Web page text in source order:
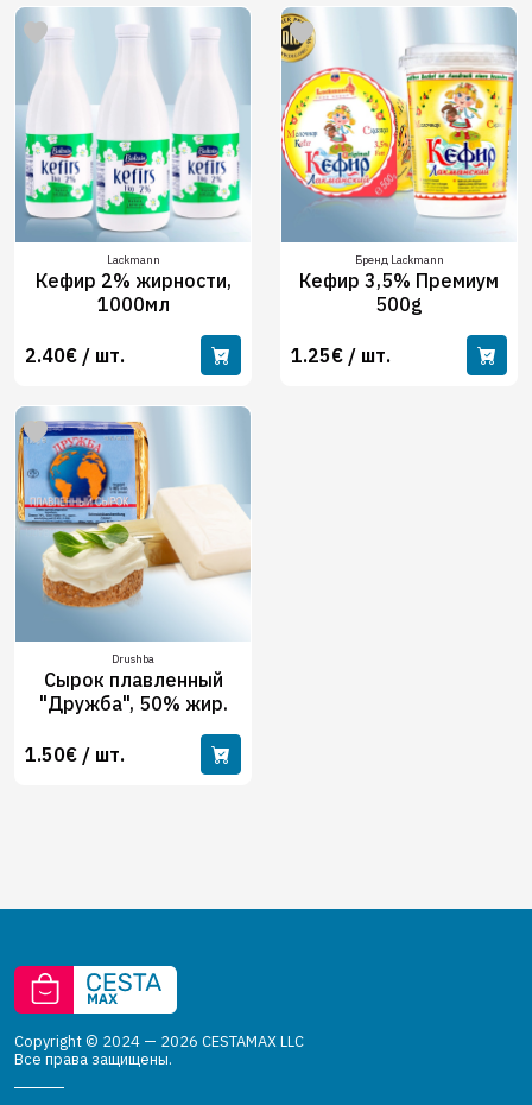
Lackmann
Кефир 2% жирности,
1000мл
2.40€ / шт.
Бренд Lackmann
Кефир 3,5% Премиум
500g
1.25€ / шт.
Drushba
Сырок плавленный
"Дружба", 50% жир.
1.50€ / шт.
Copyright © 2024 — 2026 CESTAMAX LLC
Все права защищены.